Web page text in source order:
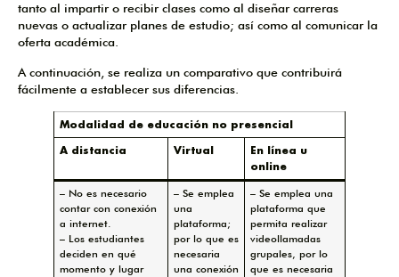
tanto al impartir o recibir clases como al diseñar carreras
nuevas o actualizar planes de estudio; así como al comunicar la
oferta académica.
A continuación, se realiza un comparativo que contribuirá
fácilmente a establecer sus diferencias.
Modalidad de educación no presencial
A distancia
Virtual
En línea u
online
– No es necesario
contar con conexión
a internet.
– Los estudiantes
deciden en qué
momento y lugar
– Se emplea
una
plataforma;
por lo que es
necesaria
una conexión
– Se emplea una
plataforma que
permita realizar
videollamadas
grupales, por lo
que es necesaria